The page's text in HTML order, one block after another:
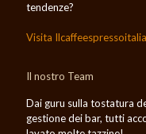
tendenze?
Visita
Il nostro Team
Dai guru sulla tostatura
gestione dei bar, tutti